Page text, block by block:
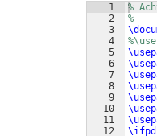
1
2
3
4
5
6
7
8
9
10
11
12
%
%